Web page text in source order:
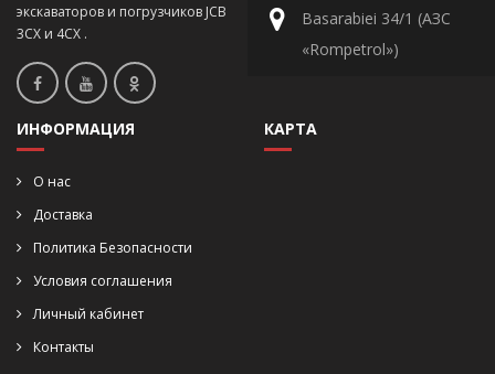
экскаваторов и погрузчиков JCB
3CX и 4CX .
Basarabiei 34/1 (АЗС
«Rompetrol»)
ИНФОРМАЦИЯ
О нас
Доставка
Политика Безопасности
Условия соглашения
Личный кабинет
Контакты
КАРТА